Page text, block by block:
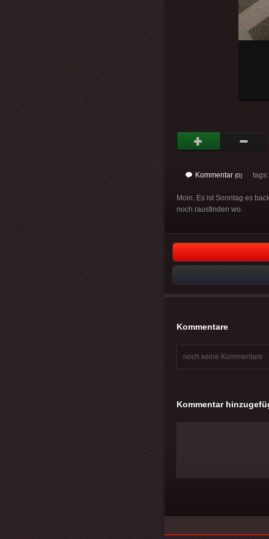
Kommentar (0)
Moin. Es ist Sonntag es
noch rausfinden wo.
Kommentare
noch keine Kommentare
Kommentar